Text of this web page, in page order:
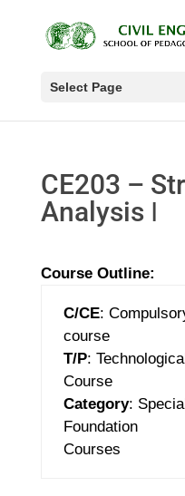
Select Page
CE203 –
Analysis Ι
Course Outline:
C/CE:
course
T/P:
Course
Category:
Foundation
Courses